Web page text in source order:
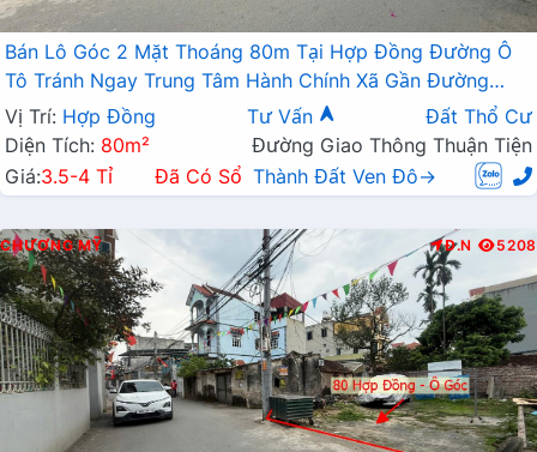
Bán Lô Góc 2 Mặt Thoáng 80m Tại Hợp Đồng Đường Ô
Tô Tránh Ngay Trung Tâm Hành Chính Xã Gần Đường
TL419
Vị Trí: Hợp Đồng Tư Vấn
Đất Thổ Cư
Diện Tích: 80m²
Đường Giao Thông Thuận Tiện
Giá:3.5-4 Tỉ Đã Có Sổ Thành Đất Ven Đô→
CHƯƠNG MỸ Đ.N 5208